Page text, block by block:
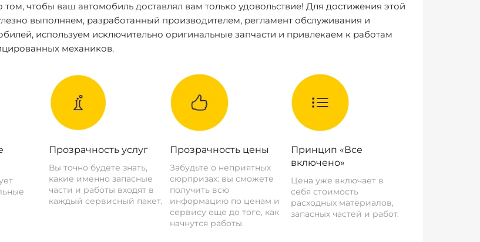
чтобы ваш автомобиль доставлял вам только удовольствие! Для достижения этой
выполняем, разработанный производителем, регламент обслуживания и
используем исключительно оригинальные запчасти и привлекаем к работам
механиков.
Прозрачность услуг
Вы точно будете знать,
какие именно запасные
части и работы входят в
каждый сервисный пакет.
Прозрачность цены
Забудьте о неприятных
сюрпризах: вы сможете
получить всю
информацию по ценам и
сервису еще до того, как
начнутся работы.
Принцип «Все
включено»
Цена уже включает в
себя стоимость
расходных материалов,
запасных частей и работ.